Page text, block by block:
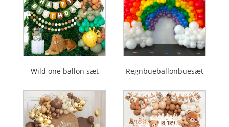
Wild one ballon sæt Regnbueballonbuesæt